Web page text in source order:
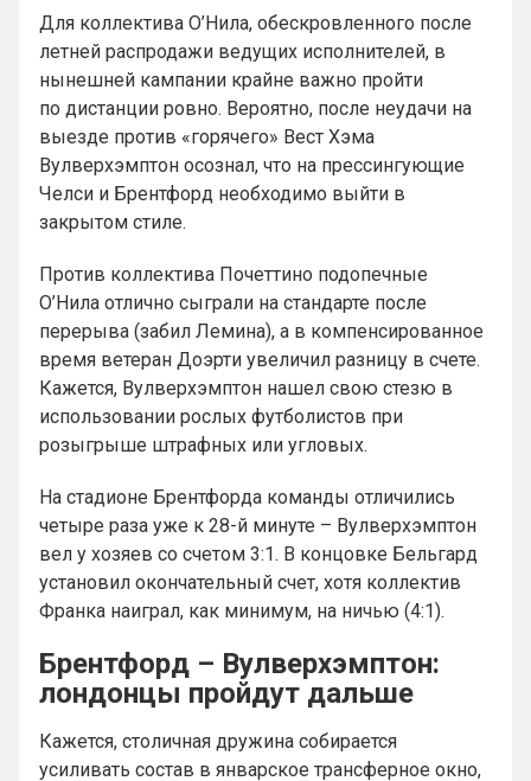
Для коллектива О’Нила, обескровленного после
летней распродажи ведущих исполнителей, в
нынешней кампании крайне важно пройти
по дистанции ровно. Вероятно, после неудачи на
выезде против «горячего» Вест Хэма
Вулверхэмптон осознал, что на прессингующие
Челси и Брентфорд необходимо выйти в
закрытом стиле.
Против коллектива Почеттино подопечные
О’Нила отлично сыграли на стандарте после
перерыва (забил Лемина), а в компенсированное
время ветеран Доэрти увеличил разницу в счете.
Кажется, Вулверхэмптон нашел свою стезю в
использовании рослых футболистов при
розыгрыше штрафных или угловых.
На стадионе Брентфорда команды отличились
четыре раза уже к 28-й минуте – Вулверхэмптон
вел у хозяев со счетом 3:1. В концовке Бельгард
установил окончательный счет, хотя коллектив
Франка наиграл, как минимум, на ничью (4:1).
Брентфорд – Вулверхэмптон:
лондонцы пройдут дальше
Кажется, столичная дружина собирается
усиливать состав в январское трансферное окно,